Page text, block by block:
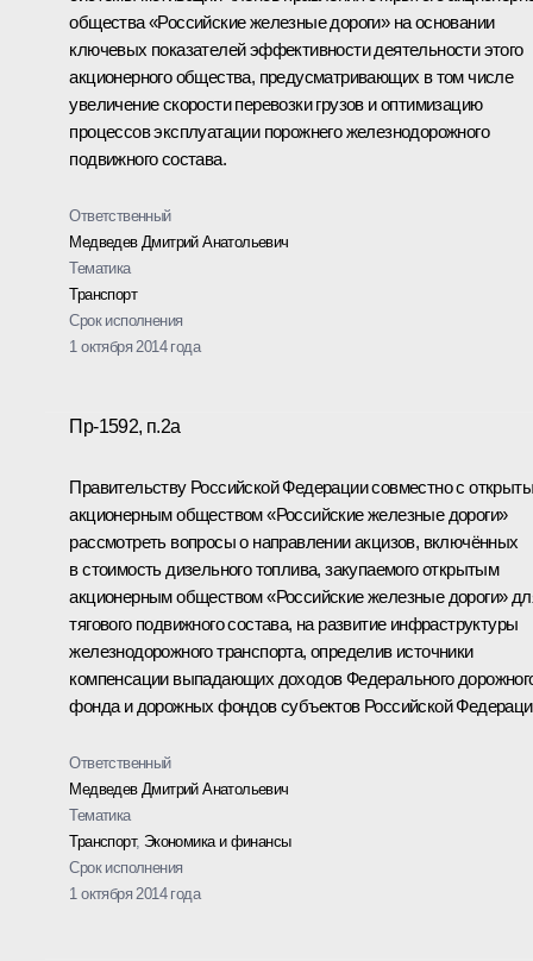
общества «Российские железные дороги» на основании
ключевых показателей эффективности деятельности этого
акционерного общества, предусматривающих в том числе
увеличение скорости перевозки грузов и оптимизацию
процессов эксплуатации порожнего железнодорожного
подвижного состава.
Ответственный
Медведев Дмитрий Анатольевич
Тематика
Транспорт
Срок исполнения
1 октября 2014 года
Пр-1592, п.2а
Правительству Российской Федерации совместно с
акционерным обществом «Российские железные дороги»
рассмотреть вопросы о направлении акцизов, включённых
в стоимость дизельного топлива, закупаемого открытым
акционерным обществом «Российские железные дороги»
тягового подвижного состава, на развитие инфраструктуры
железнодорожного транспорта, определив источники
компенсации выпадающих доходов Федерального
фонда и дорожных фондов субъектов Российской
Ответственный
Медведев Дмитрий Анатольевич
Тематика
Транспорт, Экономика и финансы
Срок исполнения
1 октября 2014 года